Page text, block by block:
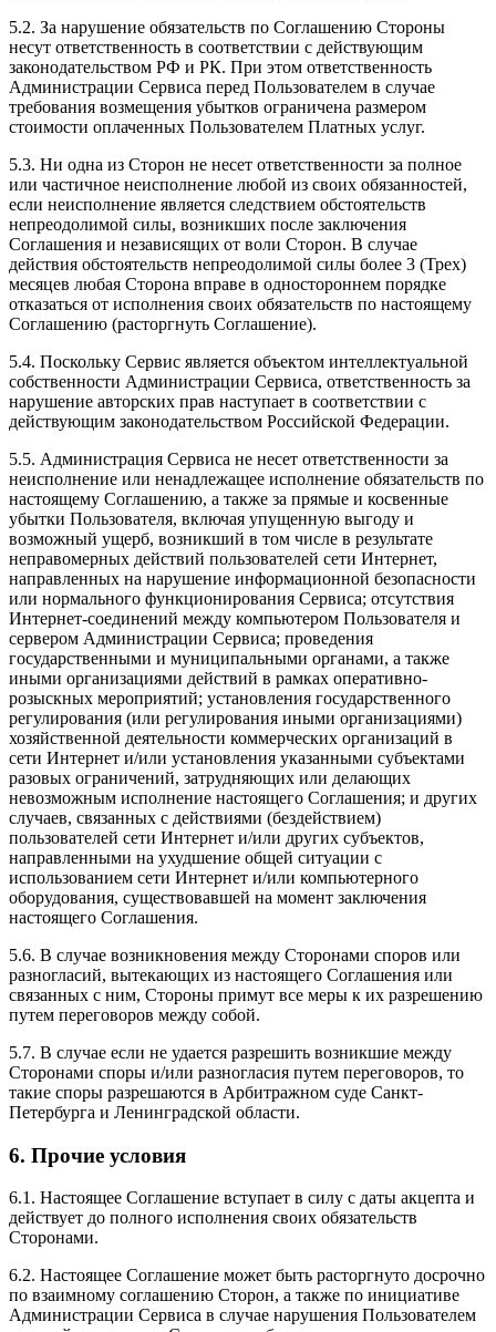
5.2. За нарушение обязательств по Соглашению Стороны
несут ответственность в соответствии с действующим
законодательством РФ и РК. При этом ответственность
Администрации Сервиса перед Пользователем в случае
требования возмещения убытков ограничена размером
стоимости оплаченных Пользователем Платных услуг.
5.3. Ни одна из Сторон не несет ответственности за полное
или частичное неисполнение любой из своих обязанностей,
если неисполнение является следствием обстоятельств
непреодолимой силы, возникших после заключения
Соглашения и независящих от воли Сторон. В случае
действия обстоятельств непреодолимой силы более 3 (Трех)
месяцев любая Сторона вправе в одностороннем порядке
отказаться от исполнения своих обязательств по настоящему
Соглашению (расторгнуть Соглашение).
5.4. Поскольку Сервис является объектом интеллектуальной
собственности Администрации Сервиса, ответственность за
нарушение авторских прав наступает в соответствии с
действующим законодательством Российской Федерации.
5.5. Администрация Сервиса не несет ответственности за
неисполнение или ненадлежащее исполнение обязательств по
настоящему Соглашению, а также за прямые и косвенные
убытки Пользователя, включая упущенную выгоду и
возможный ущерб, возникший в том числе в результате
неправомерных действий пользователей сети Интернет,
направленных на нарушение информационной безопасности
или нормального функционирования Сервиса; отсутствия
Интернет-соединений между компьютером Пользователя и
сервером Администрации Сервиса; проведения
государственными и муниципальными органами, а также
иными организациями действий в рамках оперативно-
розыскных мероприятий; установления государственного
регулирования (или регулирования иными организациями)
хозяйственной деятельности коммерческих организаций в
сети Интернет и/или установления указанными субъектами
разовых ограничений, затрудняющих или делающих
невозможным исполнение настоящего Соглашения; и других
случаев, связанных с действиями (бездействием)
пользователей сети Интернет и/или других субъектов,
направленными на ухудшение общей ситуации с
использованием сети Интернет и/или компьютерного
оборудования, существовавшей на момент заключения
настоящего Соглашения.
5.6. В случае возникновения между Сторонами споров или
разногласий, вытекающих из настоящего Соглашения или
связанных с ним, Стороны примут все меры к их разрешению
путем переговоров между собой.
5.7. В случае если не удается разрешить возникшие между
Сторонами споры и/или разногласия путем переговоров, то
такие споры разрешаются в Арбитражном суде Санкт-
Петербурга и Ленинградской области.
6. Прочие условия
6.1. Настоящее Соглашение вступает в силу с даты акцепта и
действует до полного исполнения своих обязательств
Сторонами.
6.2. Настоящее Соглашение может быть расторгнуто досрочно
по взаимному соглашению Сторон, а также по инициативе
Администрации Сервиса в случае нарушения Пользователем